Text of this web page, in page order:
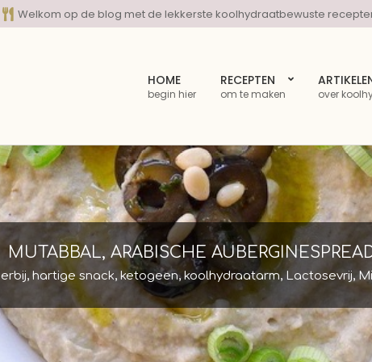
Welkom op de blog met de lekkerste koolhydraatbewuste
HOME
begin hier
RECEPTEN
om te maken over
MUTABBAL, ARABISCHE
erbij, hartige snack, ketogeen,koolhydraatarm,Lactosevrij,